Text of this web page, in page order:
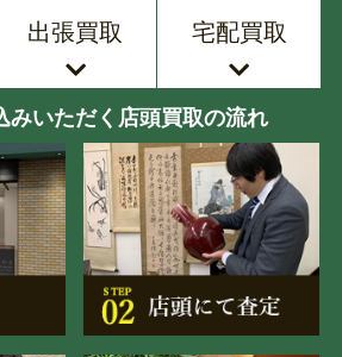
出張買取 宅配買取
みいただく店頭買取の流れ